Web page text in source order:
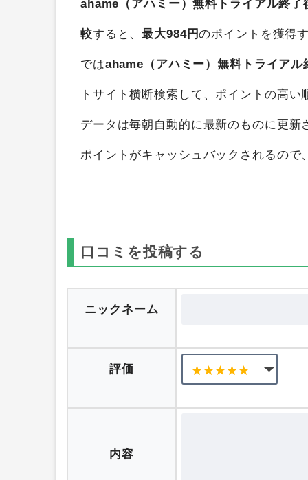
ahame（アハミー）無料トライアル終
較すると、最大984円のポイントを獲得
ではahame（アハミー）無料トライア
トサイト横断検索して、ポイントの高
データは毎朝自動的に最新のものに更
ポイントがキャッシュバックされるの
口コミを投稿する
ニックネーム
評価
内容